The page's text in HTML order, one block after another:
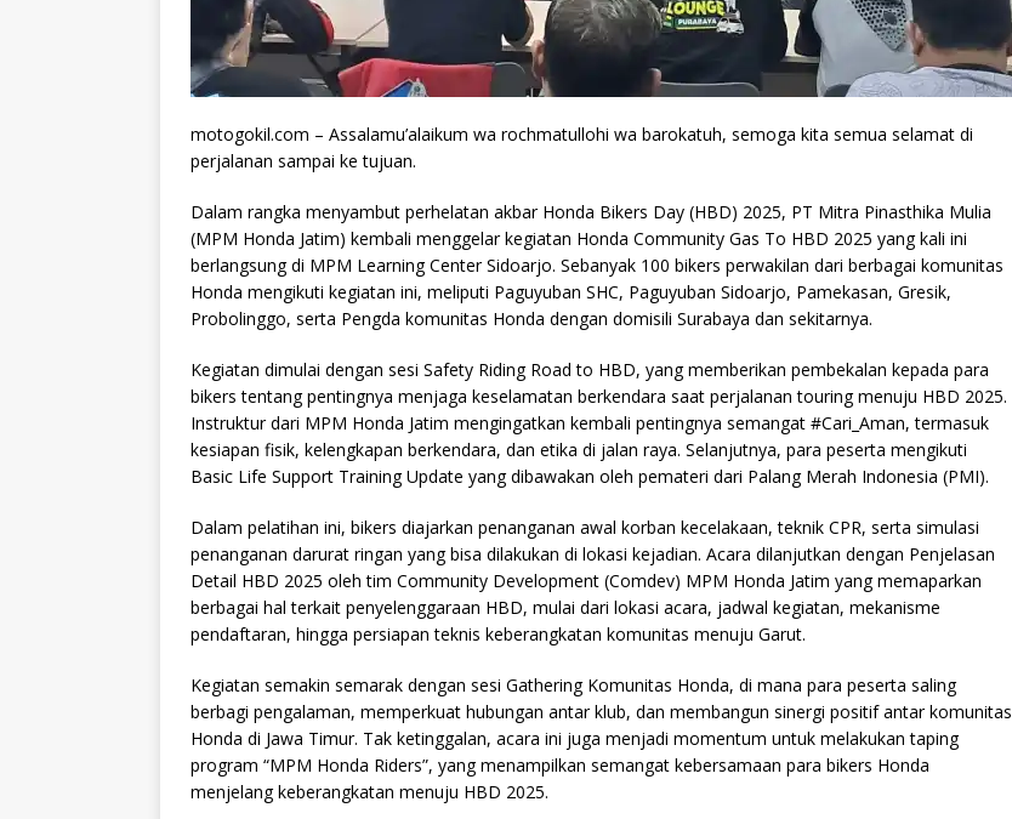
motogokil.com – Assalamu’alaikum wa rochmatullohi wa barokatuh, semoga kita semua selamat di
perjalanan sampai ke tujuan.
Dalam rangka menyambut perhelatan akbar Honda Bikers Day (HBD) 2025, PT Mitra Pinasthika Mulia
(MPM Honda Jatim) kembali menggelar kegiatan Honda Community Gas To HBD 2025 yang kali ini
berlangsung di MPM Learning Center Sidoarjo. Sebanyak 100 bikers perwakilan dari berbagai komunitas
Honda mengikuti kegiatan ini, meliputi Paguyuban SHC, Paguyuban Sidoarjo, Pamekasan, Gresik,
Probolinggo, serta Pengda komunitas Honda dengan domisili Surabaya dan sekitarnya.
Kegiatan dimulai dengan sesi Safety Riding Road to HBD, yang memberikan pembekalan kepada para
bikers tentang pentingnya menjaga keselamatan berkendara saat perjalanan touring menuju HBD 2025.
Instruktur dari MPM Honda Jatim mengingatkan kembali pentingnya semangat #Cari_Aman, termasuk
kesiapan fisik, kelengkapan berkendara, dan etika di jalan raya. Selanjutnya, para peserta mengikuti
Basic Life Support Training Update yang dibawakan oleh pemateri dari Palang Merah Indonesia (PMI).
Dalam pelatihan ini, bikers diajarkan penanganan awal korban kecelakaan, teknik CPR, serta simulasi
penanganan darurat ringan yang bisa dilakukan di lokasi kejadian. Acara dilanjutkan dengan Penjelasan
Detail HBD 2025 oleh tim Community Development (Comdev) MPM Honda Jatim yang memaparkan
berbagai hal terkait penyelenggaraan HBD, mulai dari lokasi acara, jadwal kegiatan, mekanisme
pendaftaran, hingga persiapan teknis keberangkatan komunitas menuju Garut.
Kegiatan semakin semarak dengan sesi Gathering Komunitas Honda, di mana para peserta saling
berbagi pengalaman, memperkuat hubungan antar klub, dan membangun sinergi positif antar komunitas
Honda di Jawa Timur. Tak ketinggalan, acara ini juga menjadi momentum untuk melakukan taping
program “MPM Honda Riders”, yang menampilkan semangat kebersamaan para bikers Honda
menjelang keberangkatan menuju HBD 2025.